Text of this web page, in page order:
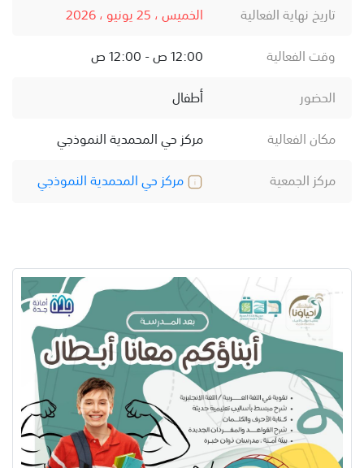
تاريخ نهاية الفعالية
الخميس ، 25 يونيو ، 2026
وقت الفعالية
12:00 ص - 12:00 ص
الحضور
أطفال
مكان الفعالية
مركز حي المحمدية النموذجي
مركز الجمعية
مركز حي المحمدية النموذجي